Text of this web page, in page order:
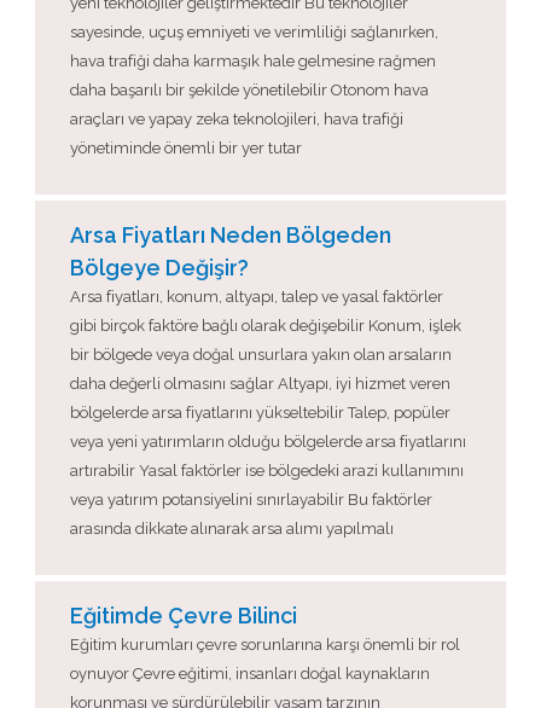
sayesinde, uçuş emniyeti ve verimliliği sağlanırken,
hava trafiği daha karmaşık hale gelmesine rağmen
daha başarılı bir şekilde yönetilebilir Otonom hava
araçları ve yapay zeka teknolojileri, hava trafiği
yönetiminde önemli bir yer tutar
Arsa Fiyatları Neden Bölgeden
Bölgeye Değişir?
Arsa fiyatları, konum, altyapı, talep ve yasal faktörler
gibi birçok faktöre bağlı olarak değişebilir Konum, işlek
bir bölgede veya doğal unsurlara yakın olan arsaların
daha değerli olmasını sağlar Altyapı, iyi hizmet veren
bölgelerde arsa fiyatlarını yükseltebilir Talep, popüler
veya yeni yatırımların olduğu bölgelerde arsa fiyatlarını
artırabilir Yasal faktörler ise bölgedeki arazi kullanımını
veya yatırım potansiyelini sınırlayabilir Bu faktörler
arasında dikkate alınarak arsa alımı yapılmalı
Eğitimde Çevre Bilinci
Eğitim kurumları çevre sorunlarına karşı önemli bir rol
oynuyor Çevre eğitimi, insanları doğal kaynakların
korunması ve sürdürülebilir yaşam tarzının